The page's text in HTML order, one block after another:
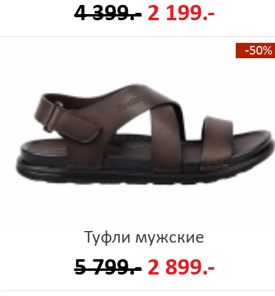
4 399.- 2 199.-
-50%
Туфли мужские
5 799.- 2 899.-